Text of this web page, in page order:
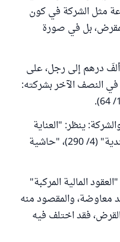
مثل الشركة في كون
بل في صورة
درهم إلى رجل، على
النصف الآخر بشركته:
ينظر: "العناية
شرح الهداية" (9/ 28)، "الفتاوى الهندية" (4/ 290)، "حاشية
المالية المركبة"
معاوضة، والمقصود منه
فقد اختلف فيه